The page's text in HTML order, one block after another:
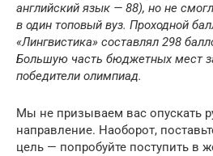
английский язык — 88), но не
в один топовый вуз. Проходной
«Лингвистика» составлял 298
Большую часть бюджетных мест
победители олимпиад.
Мы не призываем вас опускать
направление. Наоборот,
цель — попробуйте поступить в